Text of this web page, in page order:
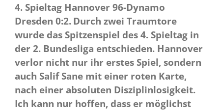
4. Spieltag Hannover 96-Dynamo
Dresden 0:2. Durch zwei Traumtore
wurde das Spitzenspiel des 4. Spieltag in
der 2. Bundesliga entschieden. Hannover
verlor nicht nur ihr erstes Spiel, sondern
auch Salif Sane mit einer roten Karte,
nach einer absoluten Disziplinlosigkeit.
Ich kann nur hoffen, dass er möglichst